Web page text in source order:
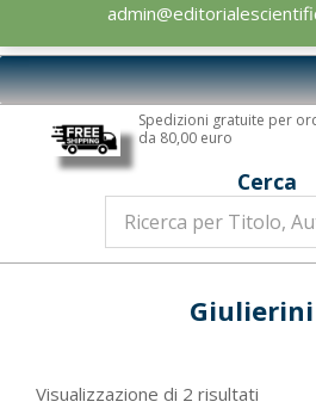
Editoriale
Scientifica
Primary
Navigation
Spedizioni gratuite per
da 80,00 euro
Cerca
Giulierini
Visualizzazione di 2 risultati